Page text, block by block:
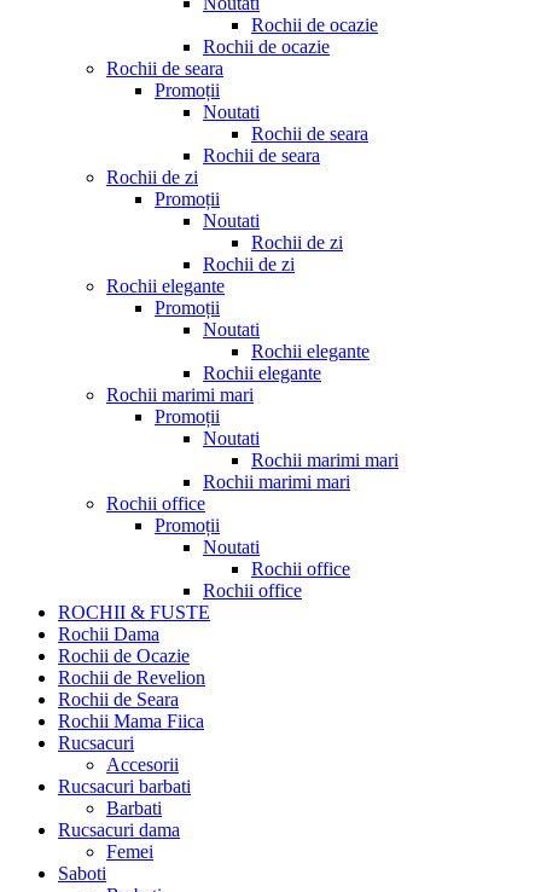
Rochii de ocazie
Rochii de ocazie
Rochii de seara
Promoții
Noutati
Rochii de seara
Rochii de seara
Rochii de zi
Promoții
Noutati
Rochii de zi
Rochii de zi
Rochii elegante
Promoții
Noutati
Rochii elegante
Rochii elegante
Rochii marimi mari
Promoții
Noutati
Rochii marimi mari
Rochii marimi mari
Rochii office
Promoții
Noutati
Rochii office
Rochii office
ROCHII & FUSTE
Rochii Dama
Rochii de Ocazie
Rochii de Revelion
Rochii de Seara
Rochii Mama Fiica
Rucsacuri
Accesorii
Rucsacuri barbati
Barbati
Rucsacuri dama
Femei
Saboti